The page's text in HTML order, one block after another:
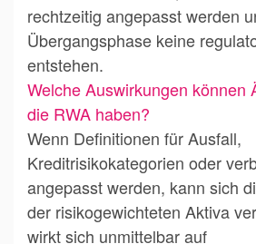
rechtzeitig angepasst werden
Übergangsphase keine
entstehen.
Welche Auswirkungen können
die RWA haben?
Wenn Definitionen für Ausfall,
Kreditrisikokategorien oder
angepasst werden, kann sich
der risikogewichteten Aktiva
wirkt sich unmittelbar auf